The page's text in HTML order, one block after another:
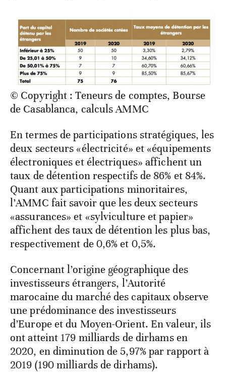
© Copyright : Teneurs de comptes, Bourse
de Casablanca, calculs AMMC
En termes de participations stratégiques, les
deux secteurs «électricité» et «équipements
électroniques et électriques» affichent un
taux de détention respectifs de 86% et 84%.
Quant aux participations minoritaires,
l’AMMC fait savoir que les deux secteurs
«assurances» et «sylviculture et papier»
affichent des taux de détention les plus bas,
respectivement de 0,6% et 0,5%.
Concernant l’origine géographique des
investisseurs étrangers, l’Autorité
marocaine du marché des capitaux observe
une prédominance des investisseurs
d’Europe et du Moyen-Orient. En valeur, ils
ont atteint 179 milliards de dirhams en
2020, en diminution de 5,97% par rapport à
2019 (190 milliards de dirhams).